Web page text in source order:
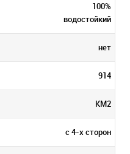
100%
водостойкий
нет
914
КМ2
с 4-х сторон